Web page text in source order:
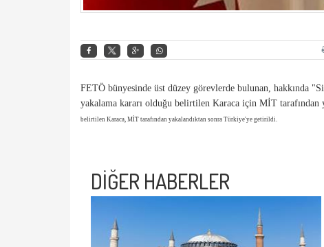
FETÖ bünyesinde üst düzey görevlerde bulunan, hakkında
yakalama kararı olduğu belirtilen Karaca için MİT tarafından
belirtilen Karaca, MİT tarafından yakalandıktan sonra Türkiye'ye getirildi.
DİĞER HABERLER